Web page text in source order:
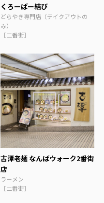
くろーばー結び
どらやき専門店（テイクアウトの
み）
［二番街］
古潭老麺 なんばウォーク2番街
店
ラーメン
［二番街］